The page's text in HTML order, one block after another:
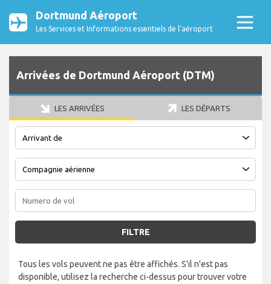
Dortmund Aéroport
Les Services et Informations essentiels de l’aéroport
Arrivées de Dortmund Aéroport (DTM)
LES ARRIVÉES LES DÉPARTS
FILTRE
Tous les vols peuvent ne pas être affichés. S'il n'est pas
disponible, utilisez la recherche ci-dessus pour trouver votre